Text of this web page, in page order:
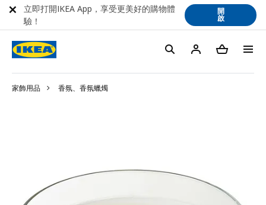
家飾用品 香氛、香氛蠟燭
立即打開IKEA App，享受更美好的購物體
驗！
開
啟